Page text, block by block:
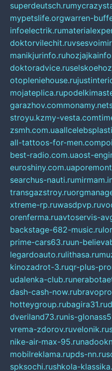
superdeutsch.ru
mypetslife.orgwarren-
infoelectrik.ru
doktorvilechit.ru
manikjurinfo.ru
doktoradvice.ru
otopleniehouse.ru
mojateplica.ru
garazhov.commonamy.net
stroyu.kzmy-vesta.com
zsmh.com.ua
all-tattoos-for-men.com
best-radio.com.uaost-
euroshiny.com.ua
searchus-nauti.ru
transgazstroy.ru
xtreme-rp.ruwasdpvp.ru
orenferma.ruavtoservis-
backstage-682-music.ru
prime-cars63.ruun-
legardoauto.rulithasa.ru
kinozadrot-3.ruqr-plus-
udalenka-club.ru
dash-cash-now.ru
hotteygroup.rubagira31.ru
dveriland73.runis-
vrema-zdorov.ruvelonik.ru
nike-air-max-95.ru
mobilreklama.rupds-nn.ru
spksochi.rushkola-